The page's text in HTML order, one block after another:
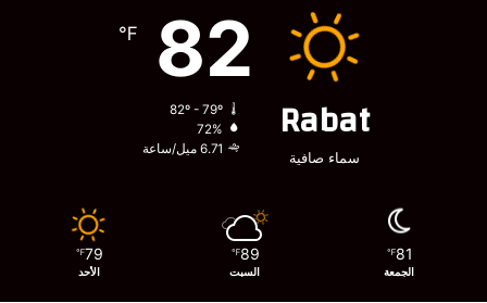
Rabat
سماء صافية
82
℉
82º - 79º
72%
6.71 ميل/ساعة
81
℉
الجمعة
89
℉
السبت
79
℉
الأحد